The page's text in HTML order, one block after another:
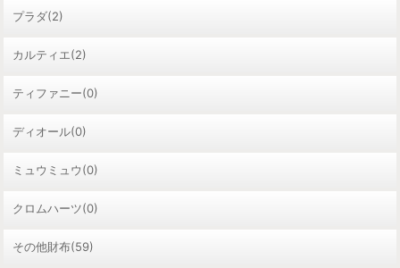
プラダ(2)
カルティエ(2)
ティファニー(0)
ディオール(0)
ミュウミュウ(0)
クロムハーツ(0)
その他財布(59)